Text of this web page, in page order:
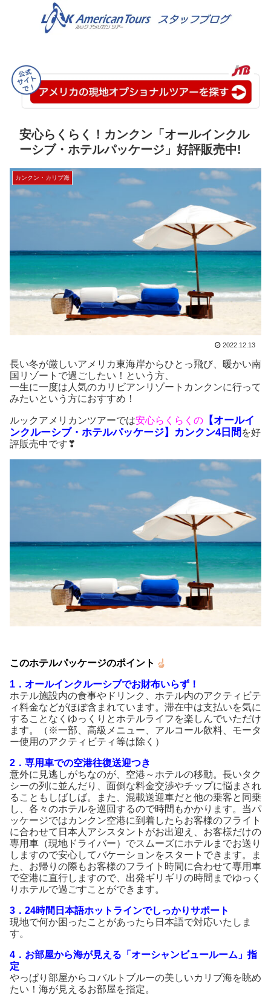
安心らくらく！カンクン「オールインクル
ーシブ・ホテルパッケージ」好評販売中!
カンクン・カリブ海
2022.12.13
長い冬が厳しいアメリカ東海岸からひとっ飛び、暖かい南
国リゾートで過ごしたい！という方、
一生に一度は人気のカリビアンリゾートカンクンに行って
みたいという方におすすめ！
ルックアメリカンツアーでは安心らくらくの 【オールイ
ンクルーシブ・ホテルパッケージ】カンクン4日間 を好
評販売中です❣
このホテルパッケージのポイント
1． オールインクルーシブでお財布いらず！
ホテル施設内の食事やドリンク、ホテル内のアクティビテ
ィ料金などがほぼ含まれています。滞在中は支払いを気に
することなくゆっくりとホテルライフを楽しんでいただけ
ます。（※一部、高級メニュー、アルコール飲料、モータ
ー使用のアクティビティ等は除く）
2． 専用車での空港往復送迎つき
意外に見逃しがちなのが、空港～ホテルの移動。長いタク
シーの列に並んだり、面倒な料金交渉やチップに悩まされ
ることもしばしば。また、混載送迎車だと他の乗客と同乗
し、各々のホテルを巡回するので時間もかかります。当パ
ッケージではカンクン空港に到着したらお客様のフライト
に合わせて日本人アシスタントがお出迎え、お客様だけの
専用車（現地ドライバー）でスムーズにホテルまでお送り
しますので安心してバケーションをスタートできます。ま
た、お帰りの際もお客様のフライト時間に合わせて専用車
で空港に直行しますので、出発ギリギリの時間までゆっく
りホテルで過ごすことができます。
3．24時間日本語ホットラインでしっかりサポート
現地で何か困ったことがあったら日本語で対応いたしま
す。
4．お部屋から海が見える「オーシャンビュールーム」指
定
やっぱり部屋からコバルトブルーの美しいカリブ海を眺め
たい！海が見えるお部屋を指定。